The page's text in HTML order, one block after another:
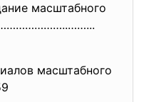
масштабного
масштабного